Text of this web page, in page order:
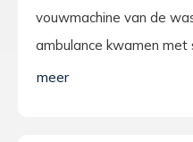
vouwmachine van de
ambulance kwamen